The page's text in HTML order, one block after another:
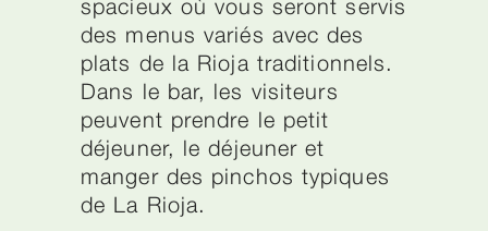
spacieux où vous seront servis
des menus variés avec des
plats de la Rioja traditionnels.
Dans le bar, les visiteurs
peuvent prendre le petit
déjeuner, le déjeuner et
manger des pinchos typiques
de La Rioja.